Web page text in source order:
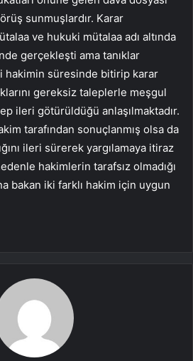
sunmuşlardır. Karar
ve hukuki mütalaa adı altında
gerçekleşti ama tanıklar
hakimin süresinde bitirip karar
gereksiz taleplerle meşgul
ileri götürüldüğü anlaşılmaktadır.
tarafından sonuçlanmış olsa da
ileri sürerek yargılamaya itiraz
hakimlerin tarafsız olmadığı
bakan iki farklı hakim için uygun